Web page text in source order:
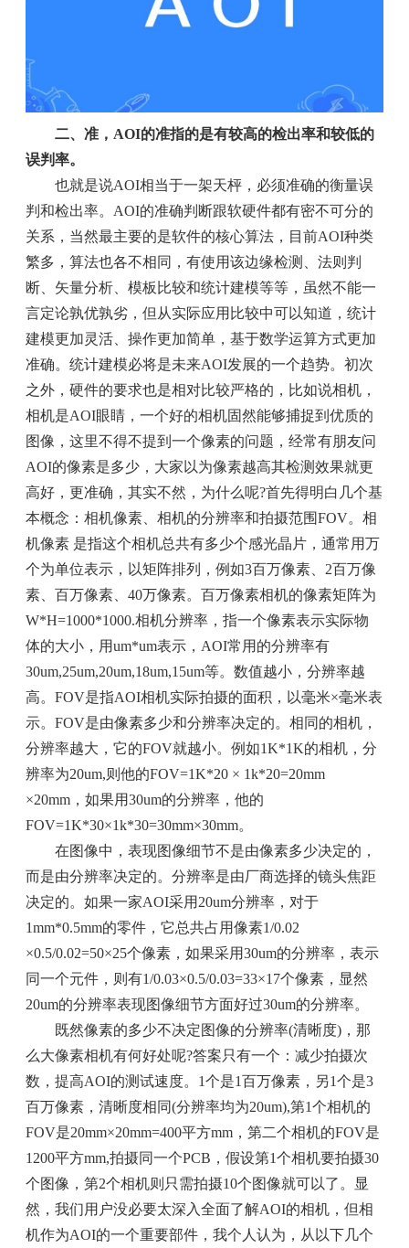
二、准，AOI的准指的是有较高的检出率和较低的
误判率。
也就是说AOI相当于一架天枰，必须准确的衡量误
判和检出率。AOI的准确判断跟软硬件都有密不可分的
关系，当然最主要的是软件的核心算法，目前AOI种类
繁多，算法也各不相同，有使用该边缘检测、法则判
断、矢量分析、模板比较和统计建模等等，虽然不能一
言定论孰优孰劣，但从实际应用比较中可以知道，统计
建模更加灵活、操作更加简单，基于数学运算方式更加
准确。统计建模必将是未来AOI发展的一个趋势。初次
之外，硬件的要求也是相对比较严格的，比如说相机，
相机是AOI眼睛，一个好的相机固然能够捕捉到优质的
图像，这里不得不提到一个像素的问题，经常有朋友问
AOI的像素是多少，大家以为像素越高其检测效果就更
高好，更准确，其实不然，为什么呢?首先得明白几个基
本概念：相机像素、相机的分辨率和拍摄范围FOV。相
机像素 是指这个相机总共有多少个感光晶片，通常用万
个为单位表示，以矩阵排列，例如3百万像素、2百万像
素、百万像素、40万像素。百万像素相机的像素矩阵为
W*H=1000*1000.相机分辨率，指一个像素表示实际物
体的大小，用um*um表示，AOI常用的分辨率有
30um,25um,20um,18um,15um等。数值越小，分辨率越
高。FOV是指AOI相机实际拍摄的面积，以毫米×毫米表
示。FOV是由像素多少和分辨率决定的。相同的相机，
分辨率越大，它的FOV就越小。例如1K*1K的相机，分
辨率为20um,则他的FOV=1K*20 × 1k*20=20mm
×20mm，如果用30um的分辨率，他的
FOV=1K*30×1k*30=30mm×30mm。
在图像中，表现图像细节不是由像素多少决定的，
而是由分辨率决定的。分辨率是由厂商选择的镜头焦距
决定的。如果一家AOI采用20um分辨率，对于
1mm*0.5mm的零件，它总共占用像素1/0.02
×0.5/0.02=50×25个像素，如果采用30um的分辨率，表示
同一个元件，则有1/0.03×0.5/0.03=33×17个像素，显然
20um的分辨率表现图像细节方面好过30um的分辨率。
既然像素的多少不决定图像的分辨率(清晰度)，那
么大像素相机有何好处呢?答案只有一个：减少拍摄次
数，提高AOI的测试速度。1个是1百万像素，另1个是3
百万像素，清晰度相同(分辨率均为20um),第1个相机的
FOV是20mm×20mm=400平方mm，第二个相机的FOV是
1200平方mm,拍摄同一个PCB，假设第1个相机要拍摄30
个图像，第2个相机则只需拍摄10个图像就可以了。显
然，我们用户没必要太深入全面了解AOI的相机，但相
机作为AOI的一个重要部件，我个人认为，从以下几个